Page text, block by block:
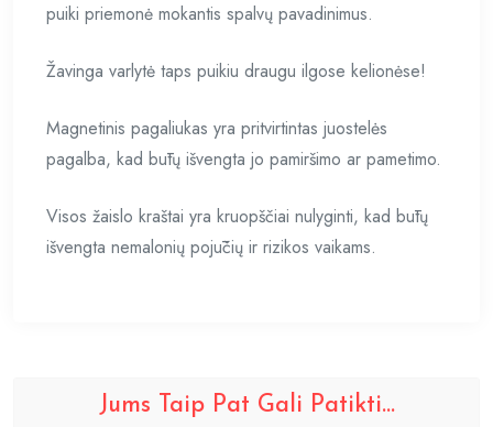
puiki priemonė mokantis spalvų pavadinimus.
Žavinga varlytė taps puikiu draugu ilgose kelionėse!
Magnetinis pagaliukas yra pritvirtintas juostelės
pagalba, kad būtų išvengta jo pamiršimo ar pametimo.
Visos žaislo kraštai yra kruopščiai nulyginti, kad būtų
išvengta nemalonių pojūčių ir rizikos vaikams.
Jums Taip Pat Gali Patikti…